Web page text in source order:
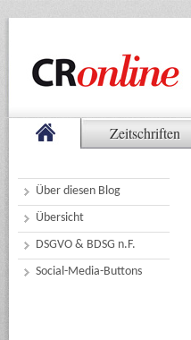
Zeitschriften
Über diesen Blog
Übersicht
DSGVO & BDSG n.F.
Social-Media-Buttons